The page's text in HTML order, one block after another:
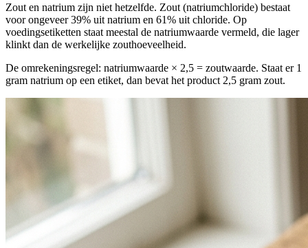
Zout en natrium zijn niet hetzelfde. Zout (natriumchloride) bestaat
voor ongeveer 39% uit natrium en 61% uit chloride. Op
voedingsetiketten staat meestal de natriumwaarde vermeld, die lager
klinkt dan de werkelijke zouthoeveelheid.
De omrekeningsregel: natriumwaarde × 2,5 = zoutwaarde. Staat er 1
gram natrium op een etiket, dan bevat het product 2,5 gram zout.